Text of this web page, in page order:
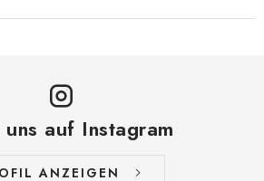
uns auf Instagram
ANZEIGEN